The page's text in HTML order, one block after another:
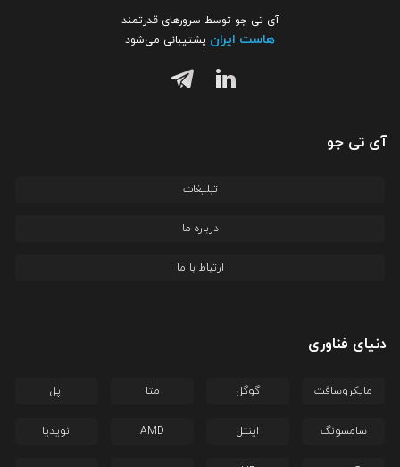
آی تی جو توسط سرورهای قدرتمند
هاست ایران پشتیبانی می‌شود
آی تی جو
تبلیغات
درباره ما
ارتباط با ما
دنیای فناوری
مایکروسافت گوگل متا اپل
سامسونگ اینتل AMD انویدیا